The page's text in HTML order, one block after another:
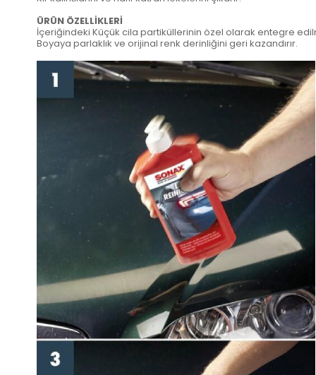
ÜRÜN ÖZELLİKLERİ
İçeriğindeki Küçük cila partiküllerinin özel olarak entegre
Boyaya parlaklık ve orijinal renk derinliğini geri kazandırır.